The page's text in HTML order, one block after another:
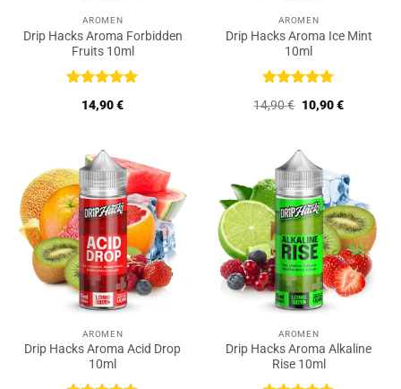
AROMEN
Drip Hacks Aroma Forbidden
Fruits 10ml
Bewertet
mit5von
14,90€
AROMEN
Drip Hacks Aroma Ice Mint
10ml
Bewertet
mit 5 von
14,90€ Ursprünglicher
Preis
10,90€Aktueller
AROMEN
Drip Hacks Aroma Acid Drop
10ml
AROMEN
Drip Hacks Aroma Alkaline
Rise 10ml